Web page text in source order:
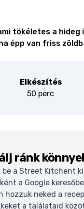
tökéletes a hideg
épp van friss
Elkészítés
50 perc
ránk
a Street Kitchent
a Google
hozzuk neked a
a találataid